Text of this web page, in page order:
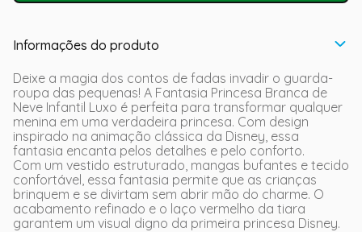
Informações do produto
Deixe a magia dos contos de fadas invadir o guarda-
roupa das pequenas! A Fantasia Princesa Branca de
Neve Infantil Luxo é perfeita para transformar qualquer
menina em uma verdadeira princesa. Com design
inspirado na animação clássica da Disney, essa
fantasia encanta pelos detalhes e pelo conforto.
Com um vestido estruturado, mangas bufantes e tecido
confortável, essa fantasia permite que as crianças
brinquem e se divirtam sem abrir mão do charme. O
acabamento refinado e o laço vermelho da tiara
garantem um visual digno da primeira princesa Disney.